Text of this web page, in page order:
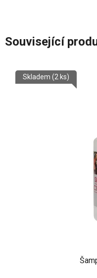
Související
Skladem (2 ks)